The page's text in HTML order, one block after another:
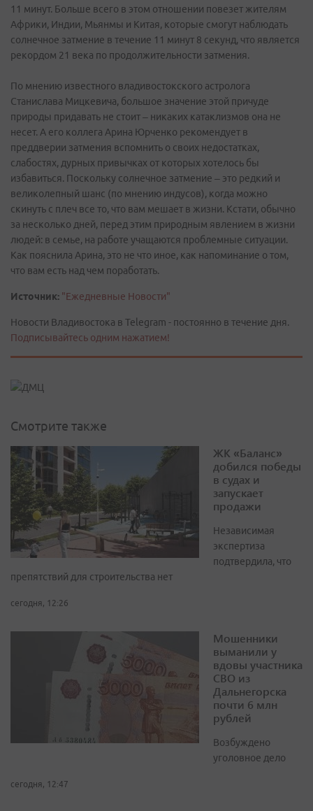
11 минут. Больше всего в этом отношении повезет жителям
Африки, Индии, Мьянмы и Китая, которые смогут наблюдать
солнечное затмение в течение 11 минут 8 секунд, что является
рекордом 21 века по продолжительности затмения.
По мнению известного владивостокского астролога
Станислава Мицкевича, большое значение этой причуде
природы придавать не стоит – никаких катаклизмов она не
несет. А его коллега Арина Юрченко рекомендует в
преддверии затмения вспомнить о своих недостатках,
слабостях, дурных привычках от которых хотелось бы
избавиться. Поскольку солнечное затмение – это редкий и
великолепный шанс (по мнению индусов), когда можно
скинуть с плеч все то, что вам мешает в жизни. Кстати, обычно
за несколько дней, перед этим природным явлением в жизни
людей: в семье, на работе учащаются проблемные ситуации.
Как пояснила Арина, это не что иное, как напоминание о том,
что вам есть над чем поработать.
Источник: "Ежедневные Новости"
Новости Владивостока в Telegram - постоянно в течение дня.
Подписывайтесь одним нажатием!
Смотрите также
ЖК «Баланс»
добился победы
в судах и
запускает
продажи
Независимая
экспертиза
подтвердила, что
препятствий для строительства нет
сегодня, 12:26
Мошенники
выманили у
вдовы участника
СВО из
Дальнегорска
почти 6 млн
рублей
Возбуждено
уголовное дело
сегодня, 12:47